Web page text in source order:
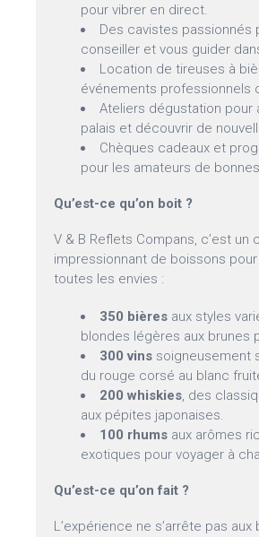
pour vibrer en direct.
Des cavistes passionnés
conseiller et vous guider
Location de tireuses à
événements professionnels
Ateliers dégustation pour
palais et découvrir de
Chèques cadeaux et
pour les amateurs de
Qu’est-ce qu’on boit ?
V & B Reflets Compans, c’est un
impressionnant de boissons
toutes les envies :
350 bières aux styles
blondes légères aux brunes
300 vins soigneusement
du rouge corsé au blanc
200 whiskies, des
aux pépites japonaises.
100 rhums aux arômes
exotiques pour voyager à
Qu’est-ce qu’on fait ?
L’expérience ne s’arrête pas aux